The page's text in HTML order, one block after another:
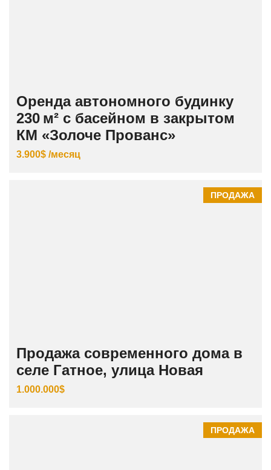
Оренда автономного будинку
230 м² с басейном в закрытом
КМ «Золоче Прованс»
3.900$ /месяц
ПРОДАЖА
Продажа современного дома в
селе Гатное, улица Новая
1.000.000$
ПРОДАЖА